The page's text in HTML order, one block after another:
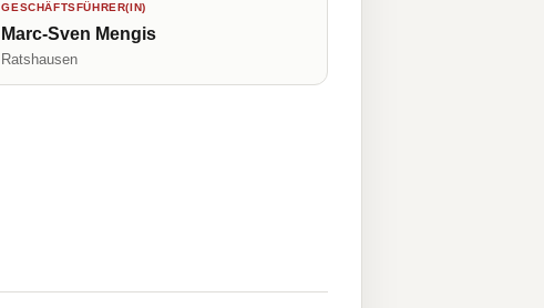
GESCHÄFTSFÜHRER(IN)
Marc-Sven Mengis
Ratshausen